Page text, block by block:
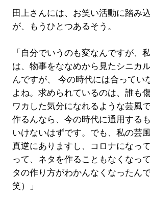
田上さんには、お笑い活動に踏み
が、もうひとつあるそう。
「自分でいうのも変なんですが、
は、物事をななめから見たシニカ
んですが、 今の時代には合ってい
よね。求められているのは、誰も
ワカした気分になれるような芸風
作るんなら、今の時代に通用する
いけないはずです。でも、私の芸
真逆にありますし、コロナになっ
って、ネタを作ることもなくなっ
タの作り方がわかんなくなったん
笑）」